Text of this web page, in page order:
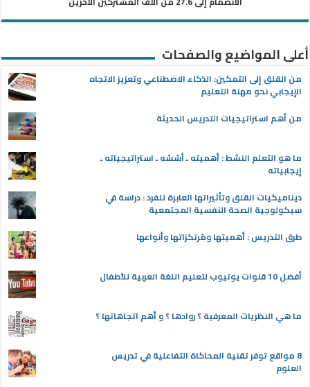
أعلى المواضيع والصفحات
من القلق إلى التمكين: الذكاء الاصطناعي وتعزيز الاتجاه
الإيجابي نحو مهنة التعليم
من أهم استراتيجيات التدريس الحديثة
ما هو التعلم النشط : أهميته ـ أسُسُه ـ استراتيجياته ـ
إيجابياته
ديناميكيات القلق وتأثيراتها العابرة للفرد : دراسة في
سيكولوجية الصحة النفسية المجتمعية
طرق التدريس : أهميتها ومُرتكزاتها وأنواعها
أفضل 10 قنوات يوتيوب لتعليم اللغة العربية للأطفال
ما هي النظريات المعرفية ؟ روادها ؟ و أهم اتجاهاتها ؟
8 مواقع توفر تقنية المحاكاة التفاعلية في تدريس
العلوم